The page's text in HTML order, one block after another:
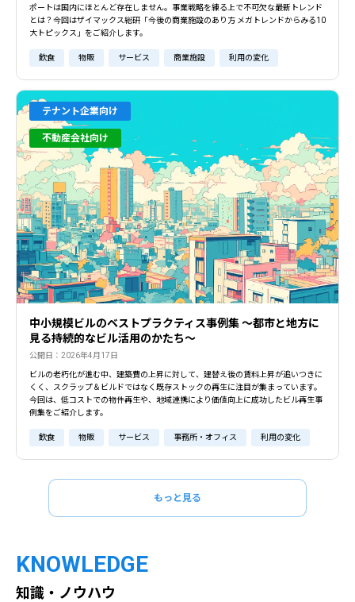
ポートは国内にほとんど存在しません。事業戦略を練る上で不可欠な最新トレンド
とは？今回はザイマックス総研「今後の商業施設のあり方 メガトレンドからみる10
大トピックス」をご紹介します。
飲食 物販 サービス 商業施設 利用の変化
中小規模ビルのベストプラクティス事例集 ～都市と地方に
見る持続的なビル活用のかたち～
公開日：2026年4月17日
ビルの老朽化が進む中、建築費の上昇に対して、建替え後の賃料上昇が追いつきに
くく、スクラップ＆ビルドではなく既存ストックの再生に注目が集まっています。
今回は、低コストでの物件再生や、地域連携により価値向上に成功したビル再生事
例集をご紹介します。
飲食 物販 サービス 事務所・オフィス 利用の変化
テナント企業向け
不動産会社向け
もっと見る
KNOWLEDGE
知識・ノウハウ